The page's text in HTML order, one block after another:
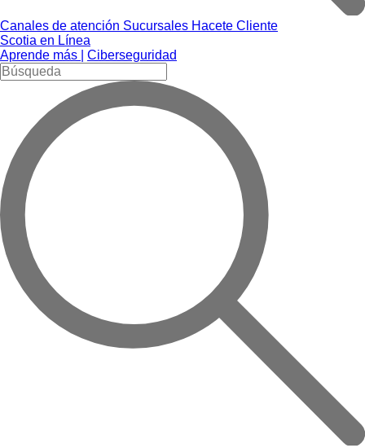
Canales de atención Sucursales Hacete Cliente
Scotia en Línea
Aprende más |
Ciberseguridad